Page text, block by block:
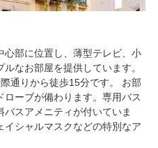
部に位置し、薄型テレビ、小
なお部屋を提供しています。
通りから徒歩15分です。 お部
ーブが備わります。専用バス
スアメニティが付いていま
シャルマスクなどの特別なア